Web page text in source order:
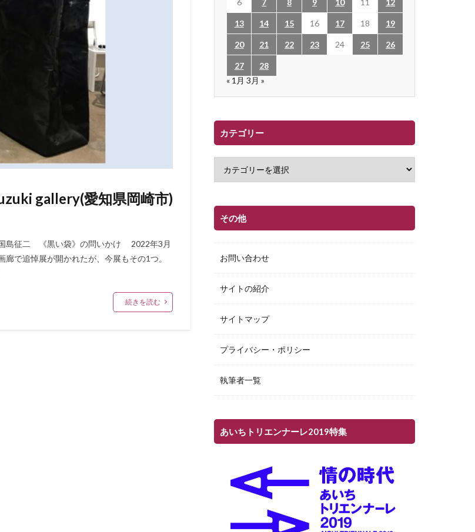
gallery(愛知県岡崎市)
島征二 《黒い袋》の問いかけ 2022年3月
で追悼展が開かれたが、今展もその1つ。
続きを読む
6 7 8 9 10 11 12
13 14 15 16 17 18 19
20 21 22 23 24 25 26
27
28
« 1月 3月 »
カテゴリー
その他
お問い合わせ
サイトの紹介
サイトマップ
プライバシー・ポリシー
執筆者一覧
あいちトリエンナーレ2019特集